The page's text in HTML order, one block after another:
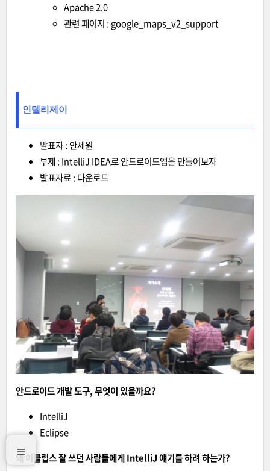
Apache 2.0
관련 페이지 : google_maps_v2_support
인텔리제이
발표자 : 안세원
부제 : IntelliJ IDEA로 안드로이드앱을 만들어보자
발표자료 : 다운로드
안드로이드 개발 도구, 무엇이 있을까요?
IntelliJ
Eclipse
왜 이클립스 잘 쓰던 사람들에게 IntelliJ 얘기를 하려 하는가?